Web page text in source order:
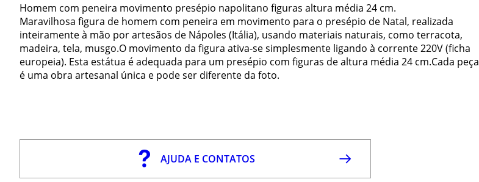
Homem com peneira movimento presépio napolitano figuras altura média 24 cm.
Maravilhosa figura de homem com peneira em movimento para o presépio de Natal, realizada
inteiramente à mão por artesãos de Nápoles (Itália), usando materiais naturais, como terracota,
madeira, tela, musgo.O movimento da figura ativa-se simplesmente ligando à corrente 220V (ficha
europeia). Esta estátua é adequada para um presépio com figuras de altura média 24 cm.Cada peça
é uma obra artesanal única e pode ser diferente da foto.
AJUDA E CONTATOS